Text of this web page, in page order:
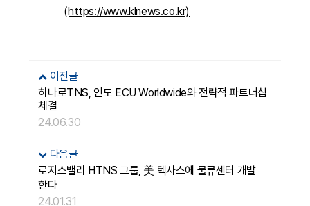
(https://www.klnews.co.kr)
이전글
하나로TNS, 인도 ECU Worldwide와 전략적 파트너십
체결
24.06.30
다음글
로지스밸리 HTNS 그룹, 美 텍사스에 물류센터 개발
한다
24.01.31